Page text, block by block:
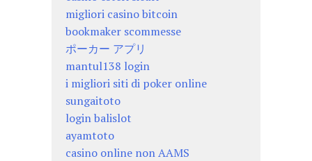
migliori casino bitcoin
bookmaker scommesse
ポーカー アプリ
mantul138 login
i migliori siti di poker online
sungaitoto
login balislot
ayamtoto
casino online non AAMS